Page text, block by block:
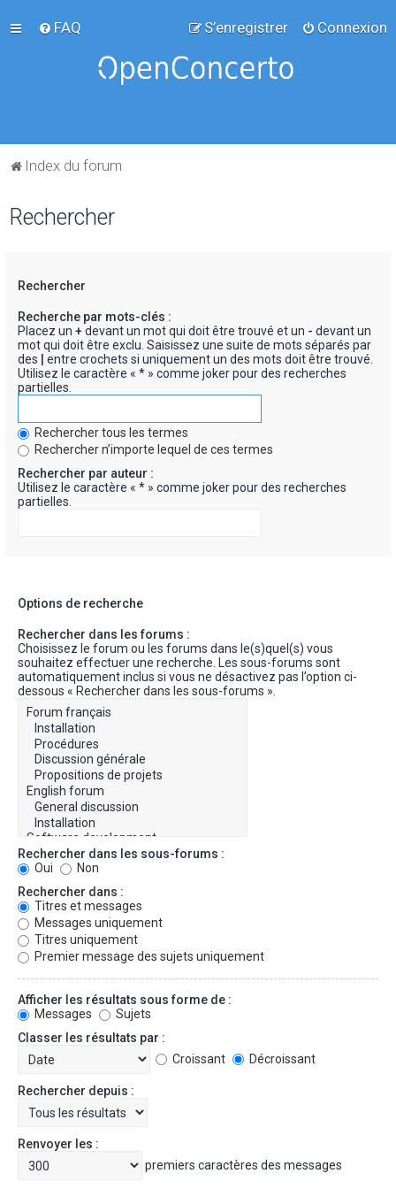
FAQ Connexion
S’enregistrer
Index du forum
Rechercher
Rechercher
Recherche par mots-clés :
Placez un + devant un mot qui doit être trouvé et un - devant un
mot qui doit être exclu. Saisissez une suite de mots séparés par
des
entre crochets si uniquement un des mots doit être trouvé.
Utilisez le caractère « * » comme joker pour des recherches
partielles.
Rechercher tous les termes
Rechercher n’importe lequel de ces termes
Rechercher par auteur :
Utilisez le caractère « * » comme joker pour des recherches
partielles.
Options de recherche
Rechercher dans les forums :
Choisissez le forum ou les forums dans le(s)quel(s) vous
souhaitez effectuer une recherche. Les sous-forums sont
automatiquement inclus si vous ne désactivez pas l’option ci-
dessous « Rechercher dans les sous-forums ».
Rechercher dans les sous-forums :
Oui
Non
Rechercher dans :
Titres et messages
Messages uniquement
Titres uniquement
Premier message des sujets uniquement
Afficher les résultats sous forme de :
Messages
Sujets
Classer les résultats par :
Croissant
Décroissant
Rechercher depuis :
Renvoyer les :
premiers caractères des messages